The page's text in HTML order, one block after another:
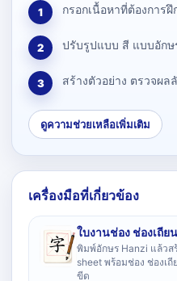
1 กรอกเนื้อหาที่ต้องการ
2 ปรับรูปแบบ สี แบบอักษ
3 สร้างตัวอย่าง ตรวจผ
ดูความช่วยเหลือเพิ่มเติม
เครื่องมือที่เกี่ยวข้อง
ใบงานช่อง ช่องเถีย
พิมพ์อักษร Hanzi แล้วส
sheet พร้อมช่อง ช่องเ
ขีด